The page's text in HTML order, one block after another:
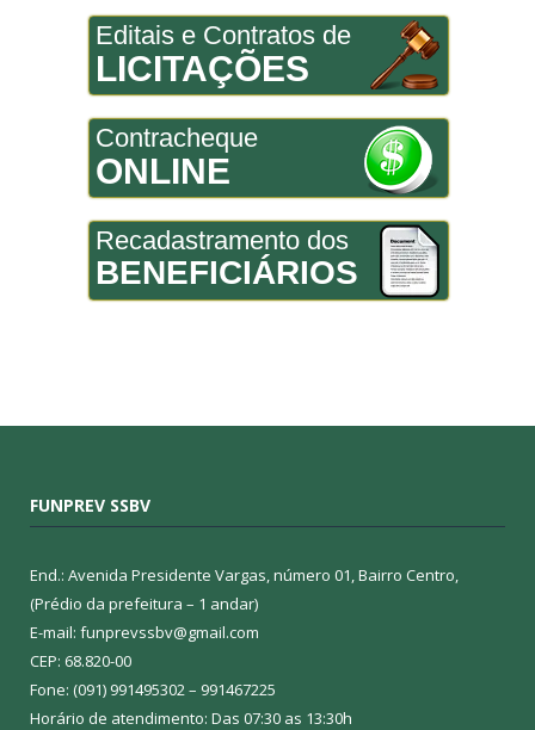
Editais e Contratos de
LICITAÇÕES
Contracheque
ONLINE
Recadastramento dos
BENEFICIÁRIOS
FUNPREV SSBV
End.: Avenida Presidente Vargas, número 01, Bairro Centro,
(Prédio da prefeitura – 1 andar)
E-mail: funprevssbv@gmail.com
CEP: 68.820-00
Fone: (091) 991495302 – 991467225
Horário de atendimento: Das 07:30 as 13:30h